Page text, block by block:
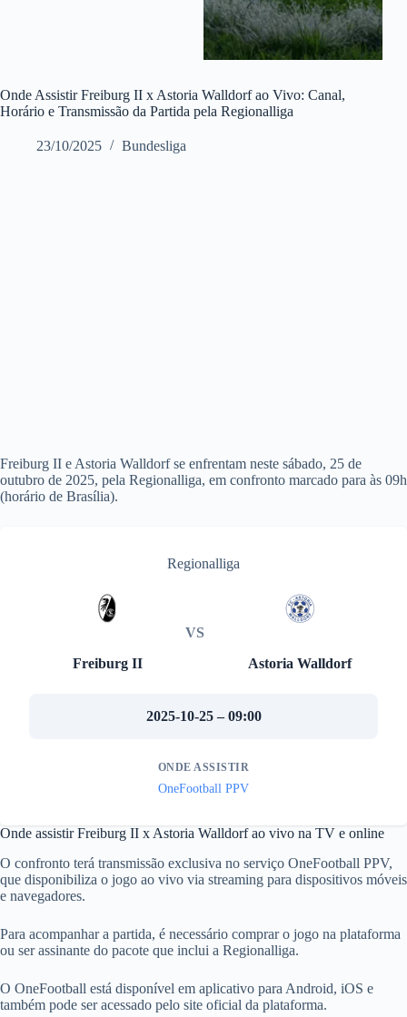
Onde Assistir Freiburg II x Astoria Walldorf ao Vivo: Canal,
Horário e Transmissão da Partida pela Regionalliga
23/10/2025 Bundesliga
Freiburg II e Astoria Walldorf se enfrentam neste sábado, 25 de
outubro de 2025, pela Regionalliga, em confronto marcado para às 09h
(horário de Brasília).
Regionalliga
Freiburg II
VS
Astoria Walldorf
2025-10-25 – 09:00
ONDE ASSISTIR
OneFootball PPV
Onde assistir Freiburg II x Astoria Walldorf ao vivo na TV e online
O confronto terá transmissão exclusiva no serviço OneFootball PPV,
que disponibiliza o jogo ao vivo via streaming para dispositivos móveis
e navegadores.
Para acompanhar a partida, é necessário comprar o jogo na plataforma
ou ser assinante do pacote que inclui a Regionalliga.
O OneFootball está disponível em aplicativo para Android, iOS e
também pode ser acessado pelo site oficial da plataforma.